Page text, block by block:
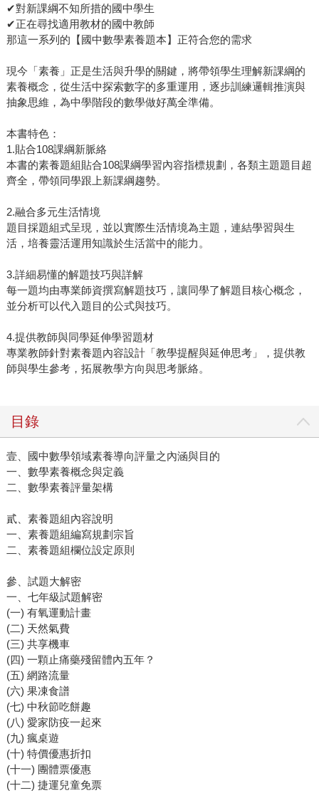
✔對新課綱不知所措的國中學生
✔正在尋找適用教材的國中教師
那這一系列的【國中數學素養題本】正符合您的需求
現今「素養」正是生活與升學的關鍵，將帶領學生理解新課綱的
素養概念，從生活中探索數字的多重運用，逐步訓練邏輯推演與
抽象思維，為中學階段的數學做好萬全準備。
本書特色：
1.貼合108課綱新脈絡
本書的素養題組貼合108課綱學習內容指標規劃，各類主題題目超
齊全，帶領同學跟上新課綱趨勢。
2.融合多元生活情境
題目採題組式呈現，並以實際生活情境為主題，連結學習與生
活，培養靈活運用知識於生活當中的能力。
3.詳細易懂的解題技巧與詳解
每一題均由專業師資撰寫解題技巧，讓同學了解題目核心概念，
並分析可以代入題目的公式與技巧。
4.提供教師與同學延伸學習題材
專業教師針對素養題內容設計「教學提醒與延伸思考」，提供教
師與學生參考，拓展教學方向與思考脈絡。
目錄
壹、國中數學領域素養導向評量之內涵與目的
一、數學素養概念與定義
二、數學素養評量架構
貳、素養題組內容說明
一、素養題組編寫規劃宗旨
二、素養題組欄位設定原則
參、試題大解密
一、七年級試題解密
(一) 有氧運動計畫
(二) 天然氣費
(三) 共享機車
(四) 一顆止痛藥殘留體內五年？
(五) 網路流量
(六) 果凍食譜
(七) 中秋節吃餅趣
(八) 愛家防疫一起來
(九) 瘋桌遊
(十) 特價優惠折扣
(十一) 團體票優惠
(十二) 捷運兒童免票